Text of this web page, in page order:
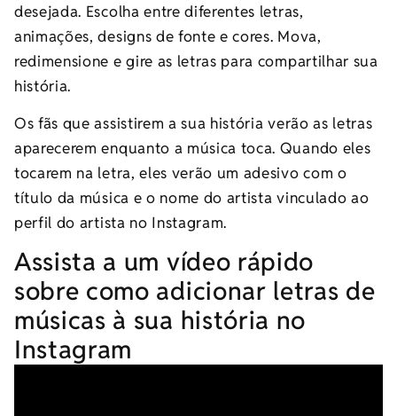
desejada. Escolha entre diferentes letras,
animações, designs de fonte e cores. Mova,
redimensione e gire as letras para compartilhar sua
história.
Os fãs que assistirem a sua história verão as letras
aparecerem enquanto a música toca. Quando eles
tocarem na letra, eles verão um adesivo com o
título da música e o nome do artista vinculado ao
perfil do artista no Instagram.
Assista a um vídeo rápido
sobre como adicionar letras de
músicas à sua história no
Instagram